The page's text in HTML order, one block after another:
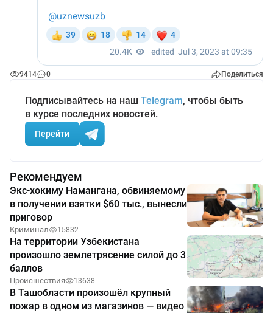
9414 0 Поделиться
Подписывайтесь на наш Telegram, чтобы быть
в курсе последних новостей.
Перейти
Рекомендуем
Экс-хокиму Намангана, обвиняемому
в получении взятки $60 тыс., вынесли
приговор
Криминал 15832
На территории Узбекистана
произошло землетрясение силой до 3
баллов
Происшествия 13638
В Ташобласти произошёл крупный
пожар в одном из магазинов — видео